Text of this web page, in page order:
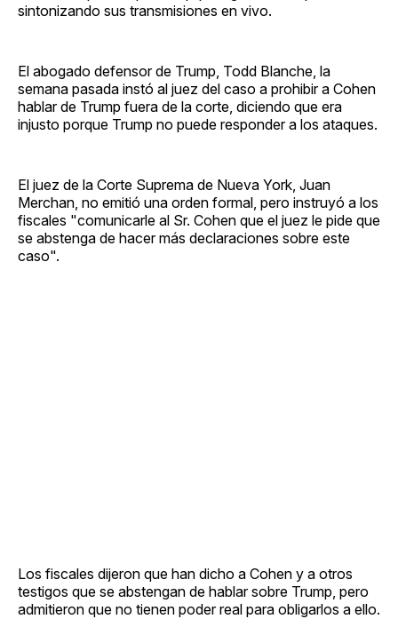
sintonizando sus transmisiones en vivo.
El abogado defensor de Trump, Todd Blanche, la
semana pasada instó al juez del caso a prohibir a Cohen
hablar de Trump fuera de la corte, diciendo que era
injusto porque Trump no puede responder a los ataques.
El juez de la Corte Suprema de Nueva York, Juan
Merchan, no emitió una orden formal, pero instruyó a los
fiscales "comunicarle al Sr. Cohen que el juez le pide que
se abstenga de hacer más declaraciones sobre este
caso".
Los fiscales dijeron que han dicho a Cohen y a otros
testigos que se abstengan de hablar sobre Trump, pero
admitieron que no tienen poder real para obligarlos a ello.